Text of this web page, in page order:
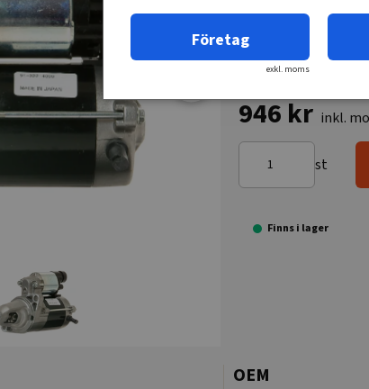
946 kr inkl.
st
Finns i lager
OEM
Företag
exkl. moms